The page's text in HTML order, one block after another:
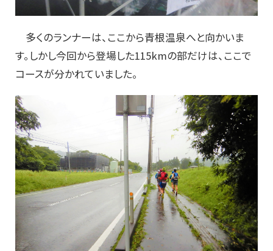
多くのランナーは、ここから青根温泉へと向かいま
す。しかし今回から登場した115kmの部だけは、ここで
コースが分かれていました。